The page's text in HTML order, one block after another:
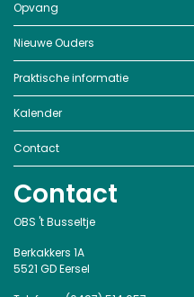
Opvang
Nieuwe Ouders
Praktische informatie
Kalender
Contact
Contact
OBS 't Busseltje
Berkakkers 1A
5521 GD Eersel